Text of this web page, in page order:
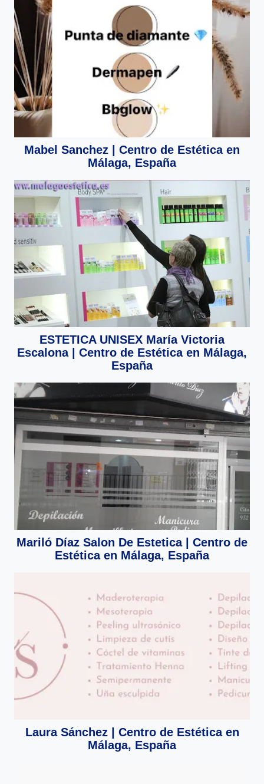
Mabel Sanchez | Centro de Estética en
Málaga, España
ESTETICA UNISEX María Victoria
Escalona | Centro de Estética en Málaga,
España
Mariló Díaz Salon De Estetica | Centro de
Estética en Málaga, España
Laura Sánchez | Centro de Estética en
Málaga, España